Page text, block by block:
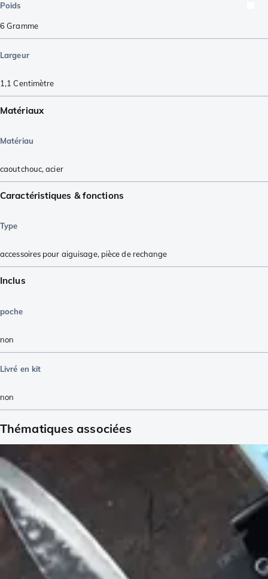
Poids
6Gramme
Largeur
1,1 Centimètre
Matériaux
Matériau
caoutchouc,acier
Caractéristiques & fonctions
Type
accessoires pour aiguisage, pièce de rechange
Inclus
poche
non
Livré en kit
non
Thématiques associées